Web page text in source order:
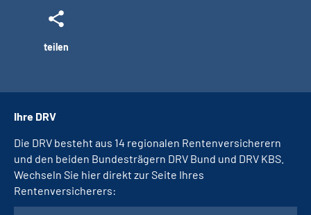
teilen
Ihre DRV
Die DRV besteht aus 14 regionalen Rentenversicherern
und den beiden Bundesträgern DRV Bund und DRV KBS.
Wechseln Sie hier direkt zur Seite Ihres
Rentenversicherers: